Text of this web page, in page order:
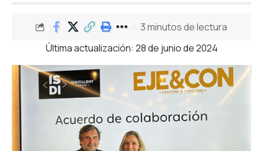
Última actualización: 28 de junio de 2024
3 minutos de lectura